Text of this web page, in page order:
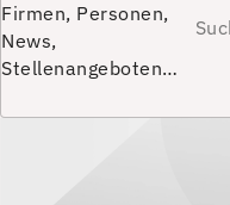
Firmen, Personen,
News,
Stellenangeboten…